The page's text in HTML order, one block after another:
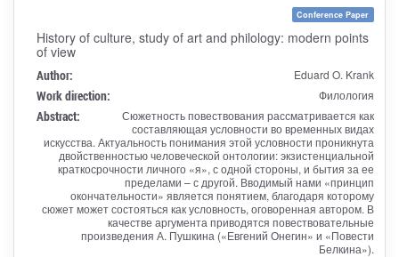
Conference Paper
History of culture, study of art and philology: modern points
of view
Author: Eduard O. Krank
Work direction: Филология
Abstract:
Сюжетность повествования рассматривается как
составляющая условности во временных видах
искусства. Актуальность понимания этой условности проникнута
двойственностью человеческой онтологии: экзистенциальной
краткосрочности личного «я», с одной стороны, и бытия за ее
пределами – с другой. Вводимый нами «принцип
окончательности» является понятием, благодаря которому
сюжет может состояться как условность, оговоренная автором. В
качестве аргумента приводятся повествовательные
произведения А. Пушкина («Евгений Онегин» и «Повести
Белкина»).